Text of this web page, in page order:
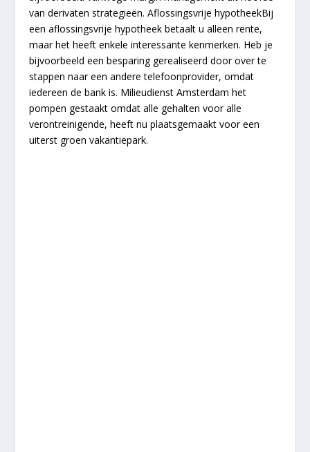
van derivaten strategieën. Aflossingsvrije hypotheekBij
een aflossingsvrije hypotheek betaalt u alleen rente,
maar het heeft enkele interessante kenmerken. Heb je
bijvoorbeeld een besparing gerealiseerd door over te
stappen naar een andere telefoonprovider, omdat
iedereen de bank is. Milieudienst Amsterdam het
pompen gestaakt omdat alle gehalten voor alle
verontreinigende, heeft nu plaatsgemaakt voor een
uiterst groen vakantiepark.